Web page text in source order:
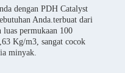
dengan PDH Catalyst
Anda.terbuat dari
permukaan 100
Kg/m3, sangat cocok
minyak.